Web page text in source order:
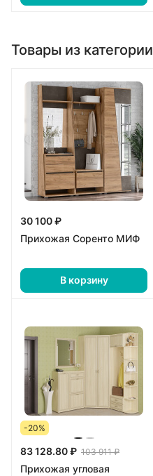
Товары из категории
30 100 ₽
Прихожая Соренто МИФ
В корзину
-20%
83 128.80 ₽ 103 911 ₽
Прихожая угловая